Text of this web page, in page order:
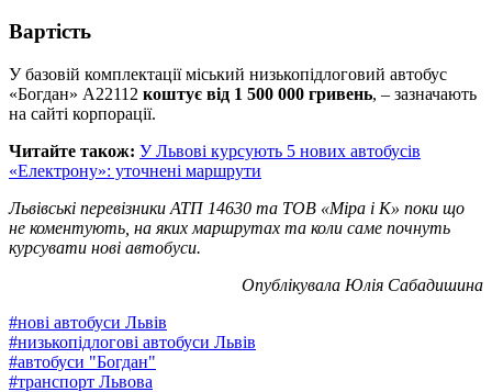
Вартість
У базовій комплектації міський низькопідлоговий автобус
«Богдан» А22112 коштує від 1 500 000 гривень, – зазначають
на сайті корпорації.
Читайте також: У Львові курсують 5 нових автобусів
«Електрону»: уточнені маршрути
Львівські перевізники АТП 14630 та ТОВ «Міра і К» поки що
не коментують, на яких маршрутах та коли саме почнуть
курсувати нові автобуси.
Опублікувала Юлія Сабадишина
#нові автобуси Львів
#низькопідлогові автобуси Львів
#автобуси "Богдан"
#транспорт Львова